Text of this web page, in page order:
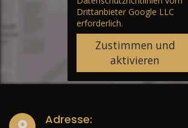
Drittanbieter Google LLC
erforderlich.
Zustimmen und
aktivieren
Adresse: